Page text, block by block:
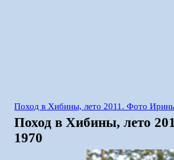
Поход в Хибины, лето 2011. Фото
Поход в Хибины, лето
1970